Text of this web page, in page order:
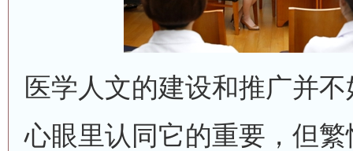
医学人文的建设和推广并
心眼里认同它的重要，但